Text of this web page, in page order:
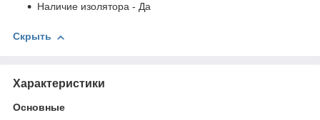
Наличие изолятора - Да
Скрыть
Характеристики
Основные